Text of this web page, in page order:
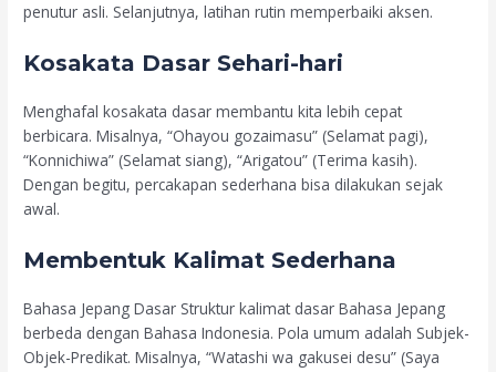
penutur asli. Selanjutnya, latihan rutin memperbaiki aksen.
Kosakata Dasar Sehari-hari
Menghafal kosakata dasar membantu kita lebih cepat
berbicara. Misalnya, “Ohayou gozaimasu” (Selamat pagi),
“Konnichiwa” (Selamat siang), “Arigatou” (Terima kasih).
Dengan begitu, percakapan sederhana bisa dilakukan sejak
awal.
Membentuk Kalimat Sederhana
Bahasa Jepang Dasar Struktur kalimat dasar Bahasa Jepang
berbeda dengan Bahasa Indonesia. Pola umum adalah Subjek-
Objek-Predikat. Misalnya, “Watashi wa gakusei desu” (Saya